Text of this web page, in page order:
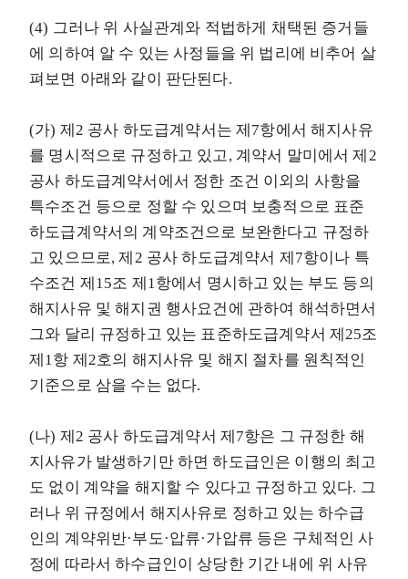
(4) 그러나 위 사실관계와 적법하게 채택된 증거들
에 의하여 알 수 있는 사정들을 위 법리에 비추어 살
펴보면 아래와 같이 판단된다.
(가) 제2 공사 하도급계약서는 제7항에서 해지사유
를 명시적으로 규정하고 있고, 계약서 말미에서 제2
공사 하도급계약서에서 정한 조건 이외의 사항을
특수조건 등으로 정할 수 있으며 보충적으로 표준
하도급계약서의 계약조건으로 보완한다고 규정하
고 있으므로, 제2 공사 하도급계약서 제7항이나 특
수조건 제15조 제1항에서 명시하고 있는 부도 등의
해지사유 및 해지권 행사요건에 관하여 해석하면서
그와 달리 규정하고 있는 표준하도급계약서 제25조
제1항 제2호의 해지사유 및 해지 절차를 원칙적인
기준으로 삼을 수는 없다.
(나) 제2 공사 하도급계약서 제7항은 그 규정한 해
지사유가 발생하기만 하면 하도급인은 이행의 최고
도 없이 계약을 해지할 수 있다고 규정하고 있다. 그
러나 위 규정에서 해지사유로 정하고 있는 하수급
인의 계약위반·부도·압류·가압류 등은 구체적인 사
정에 따라서 하수급인이 상당한 기간 내에 위 사유